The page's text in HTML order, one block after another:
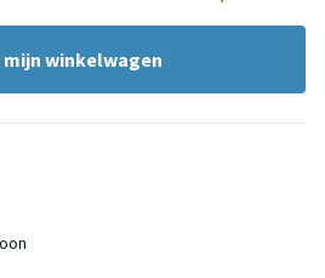
mijn winkelwagen